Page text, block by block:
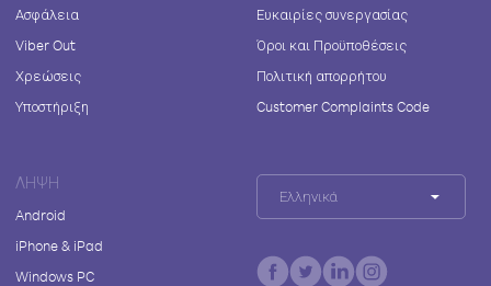
Ασφάλεια
Viber Out
Χρεώσεις
Υποστήριξη
Ευκαιρίες συνεργασίας
Όροι και Προϋποθέσεις
Πολιτική απορρήτου
Customer Complaints Code
ΛΉΨΗ
Android
iPhone & iPad
Windows PC
Ελληνικά